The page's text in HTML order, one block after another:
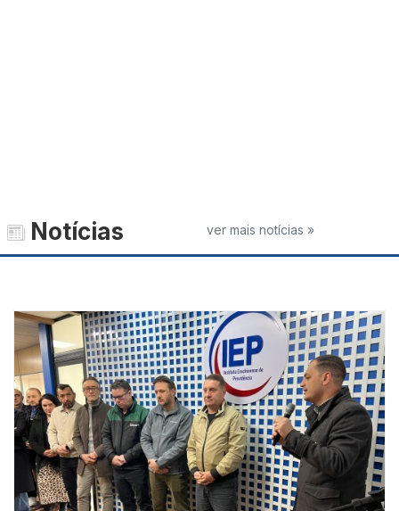
Notícias ver mais notícias »